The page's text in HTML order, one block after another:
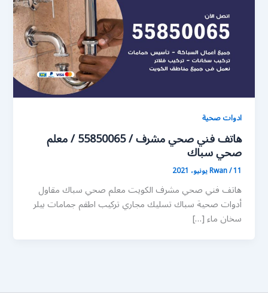
ادوات صحية
هاتف فني صحي مشرف / 55850065 / معلم
صحي سباك
Rwan/11 يونيو، 2021
هاتف فني صحي مشرف الكويت معلم صحي سباك مقاول
أدوات صحية سباك تسليك مجاري تركيب اطقم جمامات بيلر
سخان ماء […]